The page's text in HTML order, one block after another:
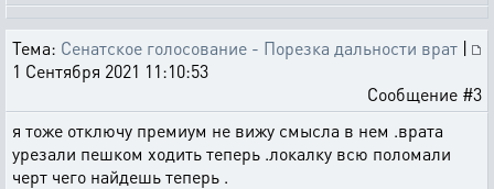
Тема: Сенатское голосование - Порезка дальности врат |
1 Сентября 2021 11:10:53
Сообщение #3
я тоже отключу премиум не вижу смысла в нем .врата
урезали пешком ходить теперь .локалку всю поломали
черт чего найдешь теперь .